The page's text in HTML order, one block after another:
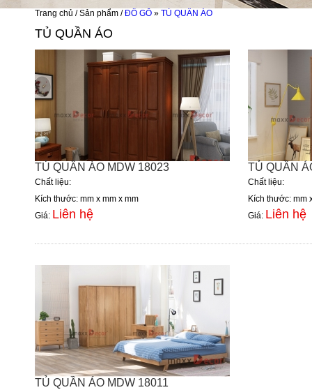
Trang chủ / Sản phẩm /ĐỒ GỖ » TỦ QUẦN ÁO
TỦ QUẦN ÁO
TỦ QUẦN ÁO MDW 18023
Chất liệu:
Kích thước: mm x mm x mm
Giá: Liên hệ
TỦ QUẦN
Chất liệu:
Kích thước: mm
Giá: Liên hệ
TỦ QUẦN ÁO MDW 18011